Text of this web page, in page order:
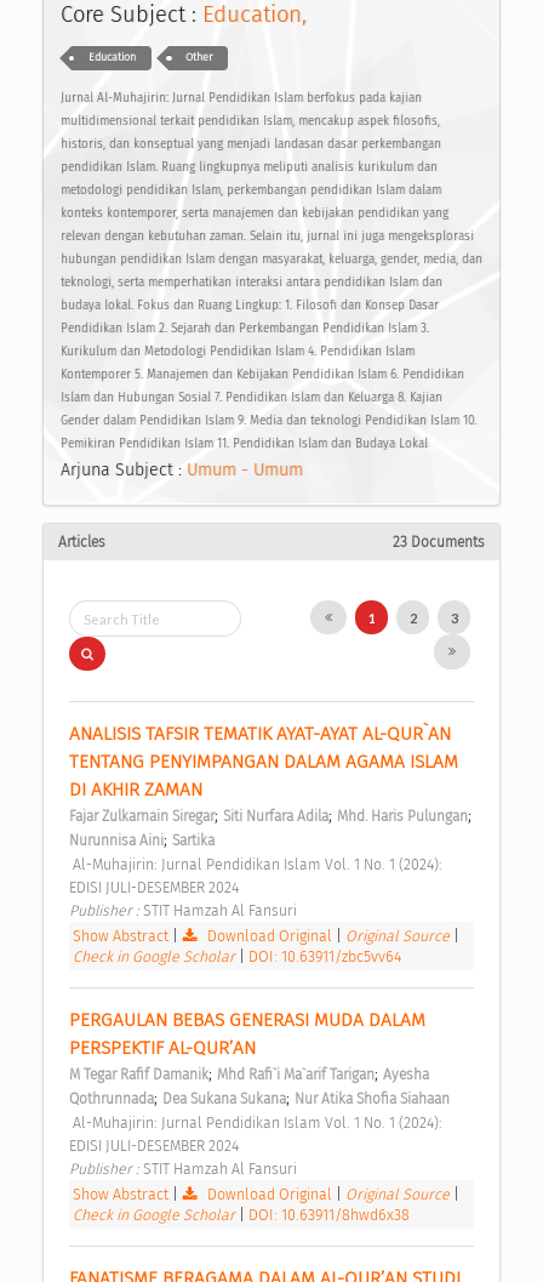
Core Subject : Education,
Education Other
Jurnal Al-Muhajirin: Jurnal Pendidikan Islam berfokus pada kajian
multidimensional terkait pendidikan Islam, mencakup aspek filosofis,
historis, dan konseptual yang menjadi landasan dasar perkembangan
pendidikan Islam. Ruang lingkupnya meliputi analisis kurikulum dan
metodologi pendidikan Islam, perkembangan pendidikan Islam dalam
konteks kontemporer, serta manajemen dan kebijakan pendidikan yang
relevan dengan kebutuhan zaman. Selain itu, jurnal ini juga mengeksplorasi
hubungan pendidikan Islam dengan masyarakat, keluarga, gender, media, dan
teknologi, serta memperhatikan interaksi antara pendidikan Islam dan
budaya lokal. Fokus dan Ruang Lingkup: 1. Filosofi dan Konsep Dasar
Pendidikan Islam 2. Sejarah dan Perkembangan Pendidikan Islam 3.
Kurikulum dan Metodologi Pendidikan Islam 4. Pendidikan Islam
Kontemporer 5. Manajemen dan Kebijakan Pendidikan Islam 6. Pendidikan
Islam dan Hubungan Sosial 7. Pendidikan Islam dan Keluarga 8. Kajian
Gender dalam Pendidikan Islam 9. Media dan teknologi Pendidikan Islam 10.
Pemikiran Pendidikan Islam 11. Pendidikan Islam dan Budaya Lokal
Arjuna Subject : Umum - Umum
Articles 23 Documents
1 2 3
ANALISIS TAFSIR TEMATIK AYAT-AYAT AL-QUR`AN
TENTANG PENYIMPANGAN DALAM AGAMA ISLAM
DI AKHIR ZAMAN
Fajar Zulkarnain Siregar; Siti Nurfara Adila; Mhd. Haris Pulungan;
Nurunnisa Aini; Sartika
EDISI JULI-DESEMBER 2024
Publisher : STIT Hamzah Al Fansuri
Show Abstract| Download Original Original Source
Check in Google Scholar
DOI: 10.63911/zbc5vv64
PERGAULAN BEBAS GENERASI MUDA DALAM
PERSPEKTIF AL-QUR’AN
M Tegar Rafif Damanik; Mhd Rafi`i Ma`arif Tarigan; Ayesha
Qothrunnada; Dea Sukana Sukana; Nur Atika Shofia Siahaan
EDISI JULI-DESEMBER 2024
Publisher : STIT Hamzah Al Fansuri
Show Abstract| Download Original Original Source
Check in Google Scholar
DOI: 10.63911/8hwd6x38